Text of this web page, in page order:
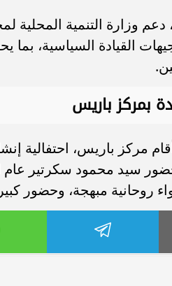
دعم وزارة التنمية
القيادة السياسية،
بمركز باريس
أقام مركز باريس،
سيد محمود سكرتير
روحانية مبهجة، وحضور